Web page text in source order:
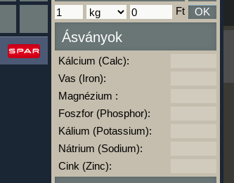
Ha ma már nem eszel/sportolsz többet,
kattints a kiértékelésre!
A Kalória Szimulátor Prémium funkció.
-
Ft OK
Ásványok
Kálcium (Calc):
Vas (Iron):
Magnézium :
Foszfor (Phosphor):
Kálium (Potassium):
Nátrium (Sodium):
Cink (Zinc):